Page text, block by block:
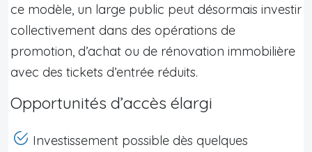
ce modèle, un large public peut désormais investir
collectivement dans des opérations de
promotion, d’achat ou de rénovation immobilière
avec des tickets d’entrée réduits.
Opportunités d’accès élargi
Investissement possible dès quelques